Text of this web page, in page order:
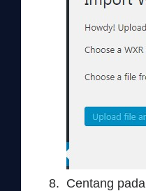
Centang